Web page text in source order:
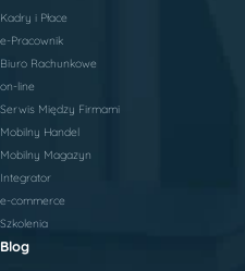
Kadry i Płace
e-Pracownik
Biuro Rachunkowe
on-line
Serwis Między Firmami
Mobilny Handel
Mobilny Magazyn
Integrator
e-commerce
Szkolenia
Blog